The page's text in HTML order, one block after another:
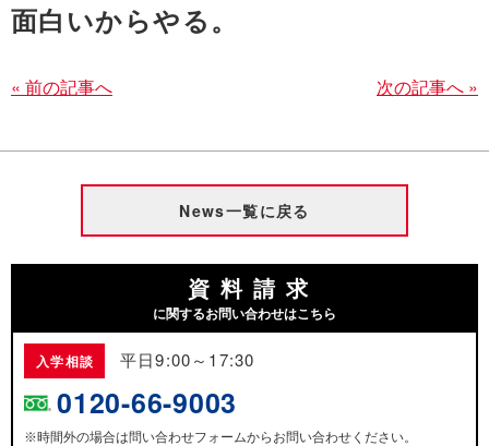
面白いからやる。
« 前の記事へ 次の記事へ »
News一覧に戻る
資料請求
に関するお問い合わせはこちら
入学相談 平日9:00～17:30
0120-66-9003
※時間外の場合は問い合わせフォームからお問い合わせください。